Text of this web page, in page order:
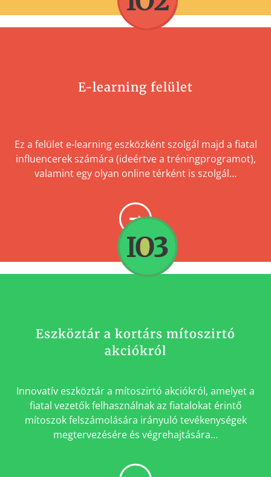
E-learning felület
Ez a felület e-learning eszközként szolgál majd a fiatal
influencerek számára (ideértve a tréningprogramot),
valamint egy olyan online térként is szolgál…
Eszköztár a kortárs mítoszirtó
akciókról
Innovatív eszköztár a mítoszirtó akciókról, amelyet a
fiatal vezetők felhasználnak az fiatalokat érintő
mítoszok felszámolására irányuló tevékenységek
megtervezésére és végrehajtására…